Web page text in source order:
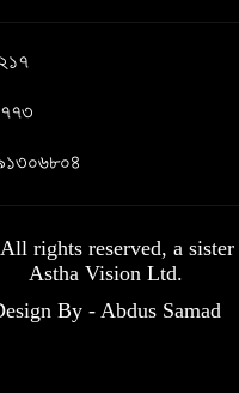
rights reserved, a sister
Astha Vision Ltd.
By - Abdus Samad